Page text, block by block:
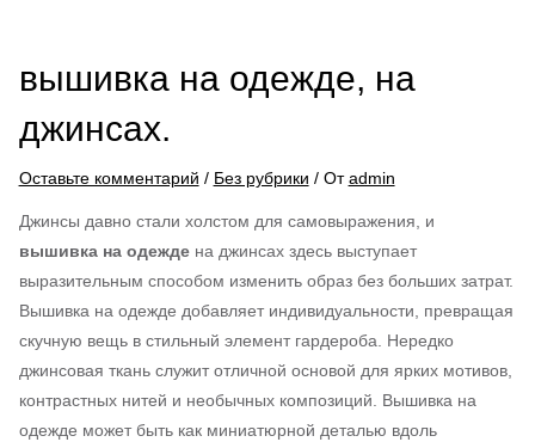
вышивка на одежде, на
джинсах.
Оставьте комментарий / Без рубрики / Отadmin
Джинсы давно стали холстом для самовыражения, и
вышивка на одеждена джинсах здесь выступает
выразительным способом изменить образ без больших затрат.
Вышивка на одежде добавляет индивидуальности, превращая
скучную вещь в стильный элемент гардероба. Нередко
джинсовая ткань служит отличной основой для ярких мотивов,
контрастных нитей и необычных композиций. Вышивка на
одежде может быть как миниатюрной деталью вдоль